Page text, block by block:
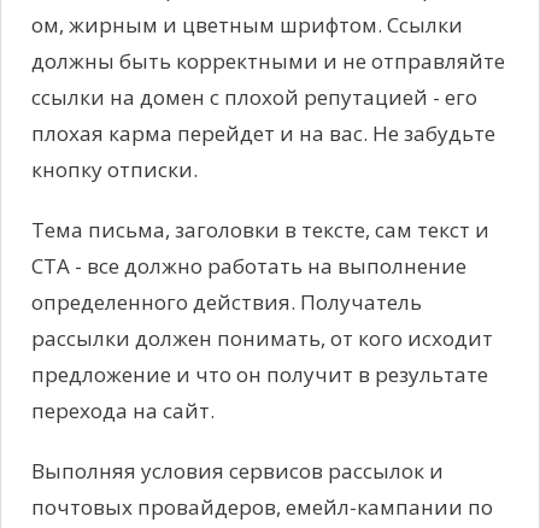
ом, жирным и цветным шрифтом. Ссылки
должны быть корректными и не отправляйте
ссылки на домен с плохой репутацией - его
плохая карма перейдет и на вас. Не забудьте
кнопку отписки.
Тема письма, заголовки в тексте, сам текст и
СТА - все должно работать на выполнение
определенного действия. Получатель
рассылки должен понимать, от кого исходит
предложение и что он получит в результате
перехода на сайт.
Выполняя условия сервисов рассылок и
почтовых провайдеров, емейл-кампании по